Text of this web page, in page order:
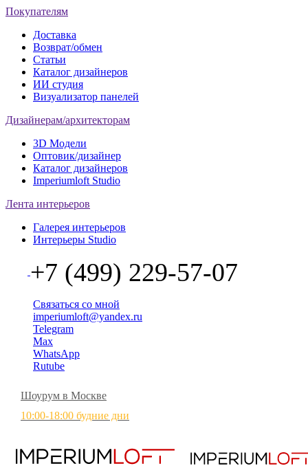
Покупателям
Доставка
Возврат/обмен
Статьи
Каталог дизайнеров
ИИ студия
Визуализатор панелей
Дизайнерам/архитекторам
3D Модели
Оптовик/дизайнер
Каталог дизайнеров
Imperiumloft Studio
Лента интерьеров
Галерея интерьеров
Интерьеры Studio
+7 (499) 229-57-07
Связаться со мной
imperiumloft@yandex.ru
Telegram
Max
WhatsApp
Rutube
Шоурум в Москве
10:00-18:00 будние дни